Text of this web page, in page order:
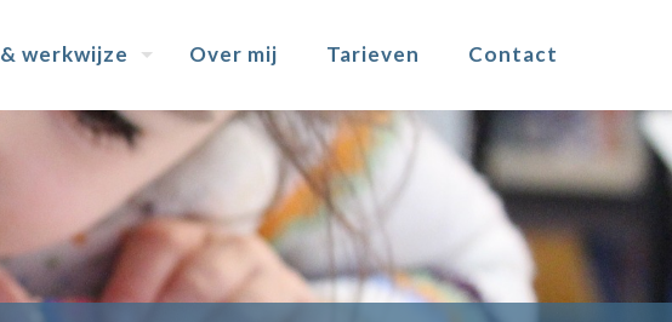
werkwijze Over mij Tarieven Contact